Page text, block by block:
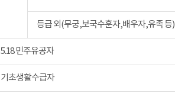
등급 외(무궁,보국수훈자,배우자,유족 등)
5.18 민주유공자
기초생활수급자